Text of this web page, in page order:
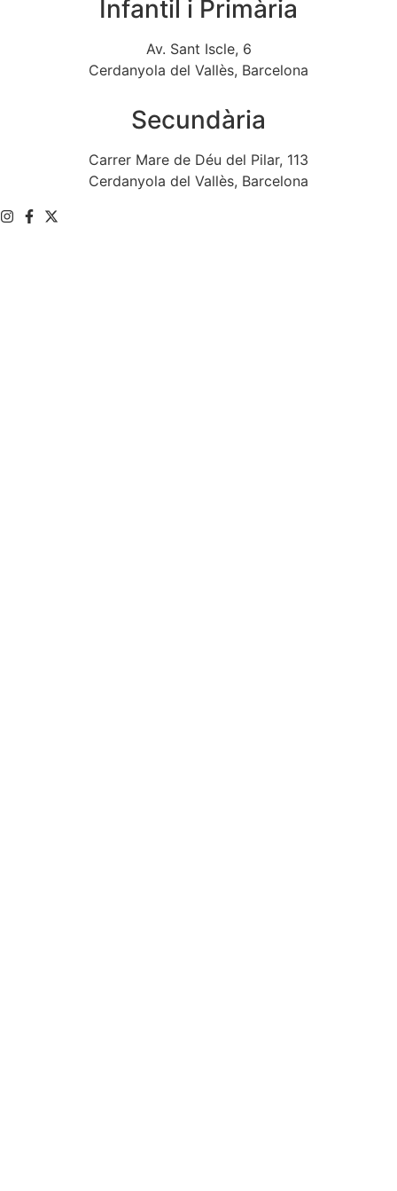
Infantil i Primària
Av. Sant Iscle, 6
Cerdanyola del Vallès, Barcelona
Secundària
Carrer Mare de Déu del Pilar, 113
Cerdanyola del Vallès, Barcelona